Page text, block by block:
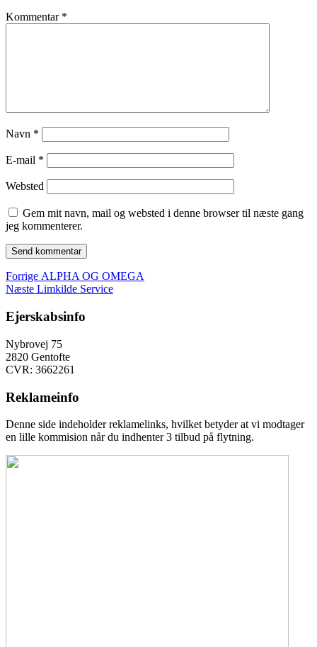
Kommentar *
Navn *
E-mail *
Websted
Gem mit navn, mail og websted i denne browser til næste gang
jeg kommenterer.
Indlægsnavigation
Forrige Forrige
indlæg:
ALPHA OG OMEGA
Næste Næste
Limkilde Service
Ejerskabsinfo
Nybrovej 75
2820 Gentofte
CVR: 3662261
Reklameinfo
Denne side indeholder reklamelinks, hvilket betyder at vi modtager
en lille kommision når du indhenter 3 tilbud på flytning.